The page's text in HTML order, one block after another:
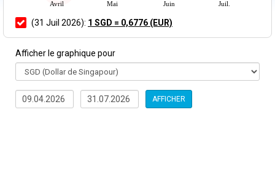
Avril Mai Juin Juil.
(31 Juil 2026): 1 SGD = 0,6776 (EUR)
Afficher le graphique pour
AFFICHER